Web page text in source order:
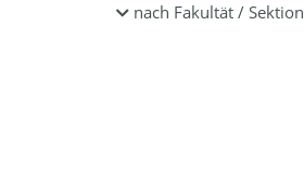
nach Fakultät / Sektion